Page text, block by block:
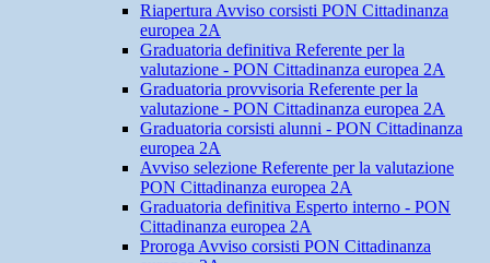
Riapertura Avviso corsisti PON Cittadinanza
europea 2A
Graduatoria definitiva Referente per la
valutazione - PON Cittadinanza europea 2A
Graduatoria provvisoria Referente per la
valutazione - PON Cittadinanza europea 2A
Graduatoria corsisti alunni - PON Cittadinanza
europea 2A
Avviso selezione Referente per la valutazione
PON Cittadinanza europea 2A
Graduatoria definitiva Esperto interno - PON
Cittadinanza europea 2A
Proroga Avviso corsisti PON Cittadinanza